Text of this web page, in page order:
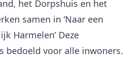
het Dorpshuis en het
samen in ‘Naar een
Harmelen’ Deze
bedoeld voor alle inwoners.